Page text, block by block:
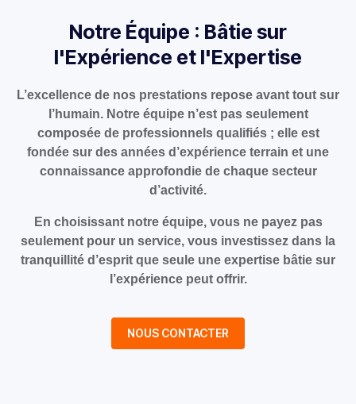
Notre Équipe : Bâtie sur
l'Expérience et l'Expertise
L’excellence de nos prestations repose avant tout sur
l’humain. Notre équipe n’est pas seulement
composée de professionnels qualifiés ; elle est
fondée sur des années d’expérience terrain et une
connaissance approfondie de chaque secteur
d’activité.
En choisissant notre équipe, vous ne payez pas
seulement pour un service, vous investissez dans la
tranquillité d’esprit que seule une expertise bâtie sur
l’expérience peut offrir.
NOUS CONTACTER